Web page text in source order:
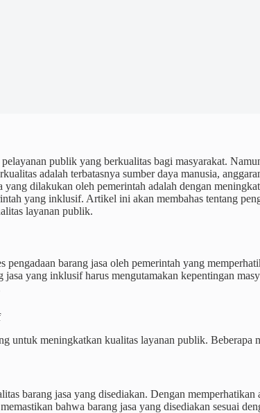
publik yang berkualitas bagi masyarakat.
adalah terbatasnya sumber daya manusia,
dilakukan oleh pemerintah adalah dengan
yang inklusif. Artikel ini akan membahas tentang
layanan publik.
barang jasa oleh pemerintah yang
jasa yang inklusif harus mengutamakan kepentingan
untuk meningkatkan kualitas layanan publik. Beberapa
barang jasa yang disediakan. Dengan memperhatikan
bahwa barang jasa yang disediakan sesuai